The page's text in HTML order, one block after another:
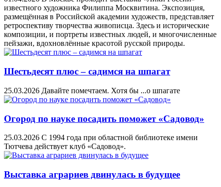
известного художника Филиппа Москвитина. Экспозиция,
размещённая в Российской академии художеств, представляет
ретроспективу творчества живописца. Здесь и исторические
композиции, и портреты известных людей, и многочисленные
пейзажи, вдохновлённые красотой русской природы.
Шестьдесят плюс – садимся на шпагат
25.03.2026 Давайте помечтаем. Хотя бы ...о шпагате
Огород по науке посадить поможет «Садовод»
25.03.2026 С 1994 года при областной библиотеке имени
Тютчева действует клуб «Садовод».
Выставка аграриев двинулась в будущее